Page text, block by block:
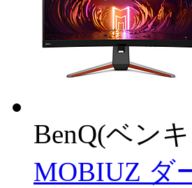
BenQ(ベン
MOBIUZ ダ